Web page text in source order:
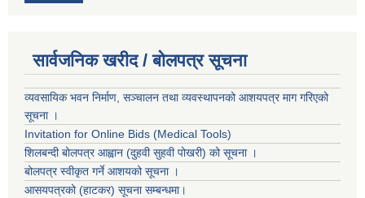
सार्वजनिक खरीद / बोलपत्र सूचना
व्यवसायिक भवन निर्माण, सञ्चालन तथा व्यवस्थापनको आशयपत्र माग गरिएको
सूचना ।
Invitation for Online Bids (Medical Tools)
शिलबन्दी बोलपत्र आह्वान (दुहवी सुहवी पोखरी) को सूचना ।
बोलपत्र स्वीकृत गर्ने आशयको सूचना ।
आसयपत्रको (हाटकर) सूचना सम्बन्धमा।